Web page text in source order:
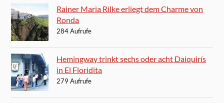
Rainer Maria Rilke erliegt dem Charme von
Ronda
284 Aufrufe
Hemingway trinkt sechs oder acht Daiquirís
in El Floridita
279 Aufrufe